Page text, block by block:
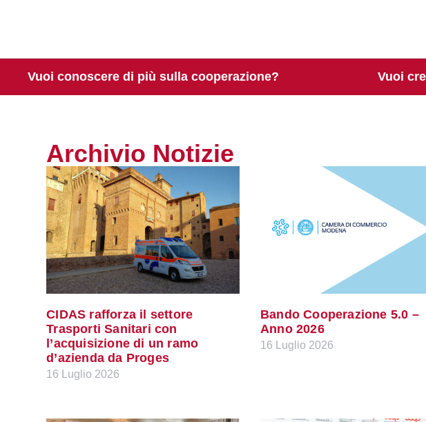
Vuoi conoscere di più sulla cooperazione? Vuoi
Archivio Notizie
CIDAS rafforza il settore
Trasporti Sanitari con
l’acquisizione di un ramo
d’azienda da Proges
16 Luglio 2026
Bando Cooperazione 5.0 –
Anno 2026
16 Luglio 2026